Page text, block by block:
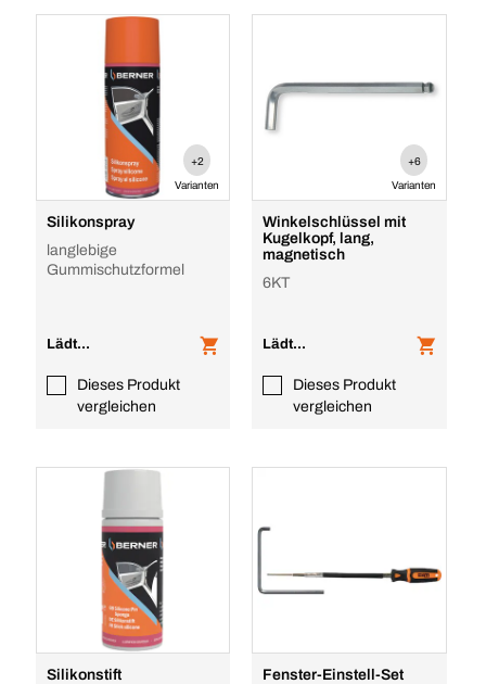
+2
Varianten
Silikonspray
langlebige
Gummischutzformel
Lädt...
Dieses Produkt
vergleichen
+6
Varianten
Winkelschlüssel mit
Kugelkopf, lang,
magnetisch
6KT
Lädt...
Dieses Produkt
vergleichen
Silikonstift
Fenster-Einstell-Set